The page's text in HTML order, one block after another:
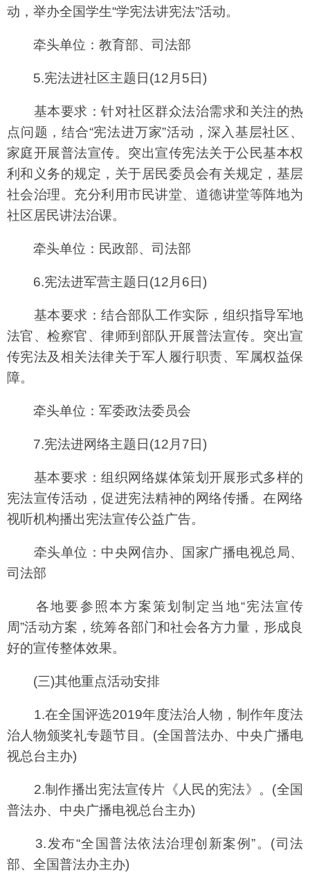
动，举办全国学生“学宪法讲宪法”活动。
牵头单位：教育部、司法部
5.宪法进社区主题日(12月5日)
基本要求：针对社区群众法治需求和关注的热
点问题，结合“宪法进万家”活动，深入基层社区、
家庭开展普法宣传。突出宣传宪法关于公民基本权
利和义务的规定，关于居民委员会有关规定，基层
社会治理。充分利用市民讲堂、道德讲堂等阵地为
社区居民讲法治课。
牵头单位：民政部、司法部
6.宪法进军营主题日(12月6日)
基本要求：结合部队工作实际，组织指导军地
法官、检察官、律师到部队开展普法宣传。突出宣
传宪法及相关法律关于军人履行职责、军属权益保
障。
牵头单位：军委政法委员会
7.宪法进网络主题日(12月7日)
基本要求：组织网络媒体策划开展形式多样的
宪法宣传活动，促进宪法精神的网络传播。在网络
视听机构播出宪法宣传公益广告。
牵头单位：中央网信办、国家广播电视总局、
司法部
各地要参照本方案策划制定当地“宪法宣传
周”活动方案，统筹各部门和社会各方力量，形成良
好的宣传整体效果。
(三)其他重点活动安排
1.在全国评选2019年度法治人物，制作年度法
治人物颁奖礼专题节目。(全国普法办、中央广播电
视总台主办)
2.制作播出宪法宣传片《人民的宪法》。(全国
普法办、中央广播电视总台主办)
3.发布“全国普法依法治理创新案例”。(司法
部、全国普法办主办)